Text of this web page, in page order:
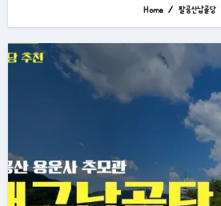
Home 팔공산납골당